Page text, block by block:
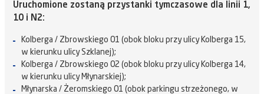
Uruchomione zostaną przystanki tymczasowe dla linii 1,
10 i N2:
Kolberga / Zbrowskiego 01 (obok bloku przy ulicy Kolberga 15,
w kierunku ulicy Szklanej);
Kolberga / Zbrowskiego 02 (obok bloku przy ulicy Kolberga 14,
w kierunku ulicy Młynarskiej);
Młynarska / Żeromskiego 01 (obok parkingu strzeżonego, w